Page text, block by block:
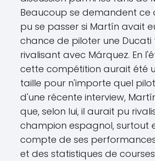
Beaucoup se demandent ce
pu se passer si Martín avait
chance de piloter une Ducati
rivalisant avec Márquez. En
cette compétition aurait été
taille pour n'importe quel
d'une récente interview,
que, selon lui, il aurait pu
champion espagnol, surtout
compte de ses
et des statistiques de courses.